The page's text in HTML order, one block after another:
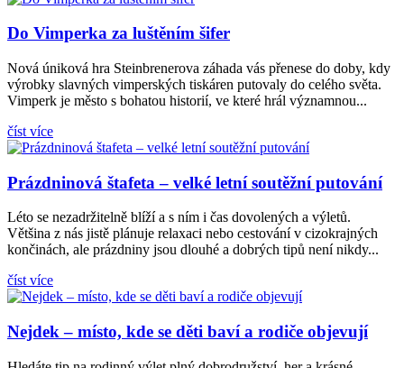
Do Vimperka za luštěním šifer
Nová úniková hra Steinbrenerova záhada vás přenese do doby, kdy
výrobky slavných vimperských tiskáren putovaly do celého světa.
Vimperk je město s bohatou historií, ve které hrál významnou...
číst více
Prázdninová štafeta – velké letní soutěžní putování
Léto se nezadržitelně blíží a s ním i čas dovolených a výletů.
Většina z nás jistě plánuje relaxaci nebo cestování v cizokrajných
končinách, ale prázdniny jsou dlouhé a dobrých tipů není nikdy...
číst více
Nejdek – místo, kde se děti baví a rodiče objevují